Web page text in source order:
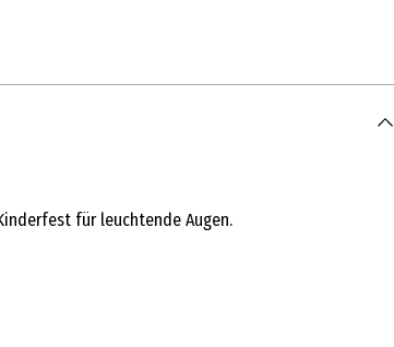
für leuchtende Augen.